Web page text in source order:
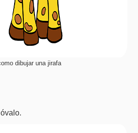
dibujar una jirafa